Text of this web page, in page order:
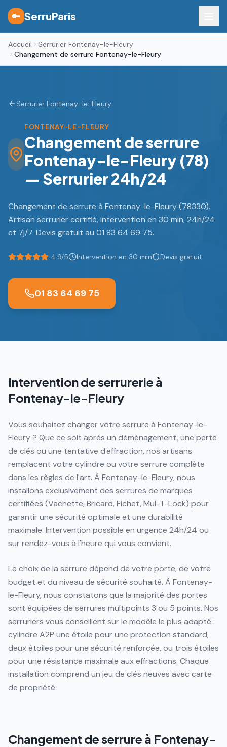
🔑 SerruParis
Accueil
Serrurier Fontenay-le-Fleury
Changement de serrure Fontenay-le-Fleury
Serrurier Fontenay-le-Fleury
FONTENAY-LE-FLEURY
Changement de serrure
Fontenay-le-Fleury (78)
— Serrurier 24h/24
Changement de serrure à Fontenay-le-Fleury (78330).
Artisan serrurier certifié, intervention en 30 min, 24h/24
et 7j/7. Devis gratuit au 01 83 64 69 75.
4.9/5 Intervention en 30 min Devis gratuit
01 83 64 69 75
Intervention de serrurerie à
Fontenay-le-Fleury
Vous souhaitez changer votre serrure à Fontenay-le-
Fleury ? Que ce soit après un déménagement, une perte
de clés ou une tentative d'effraction, nos artisans
remplacent votre cylindre ou votre serrure complète
dans les règles de l'art. À Fontenay-le-Fleury, nous
installons exclusivement des serrures de marques
certifiées (Vachette, Bricard, Fichet, Mul-T-Lock) pour
garantir une sécurité optimale et une durabilité
maximale. Intervention possible en urgence 24h/24 ou
sur rendez-vous à l'heure qui vous convient.
Le choix de la serrure dépend de votre porte, de votre
budget et du niveau de sécurité souhaité. À Fontenay-
le-Fleury, nous constatons que la majorité des portes
sont équipées de serrures multipoints 3 ou 5 points. Nos
serruriers vous conseillent sur le modèle le plus adapté :
cylindre A2P une étoile pour une protection standard,
deux étoiles pour une sécurité renforcée, ou trois étoiles
pour une résistance maximale aux effractions. Chaque
installation comprend un jeu de clés neuves avec carte
de propriété.
Changement de serrure à Fontenay-